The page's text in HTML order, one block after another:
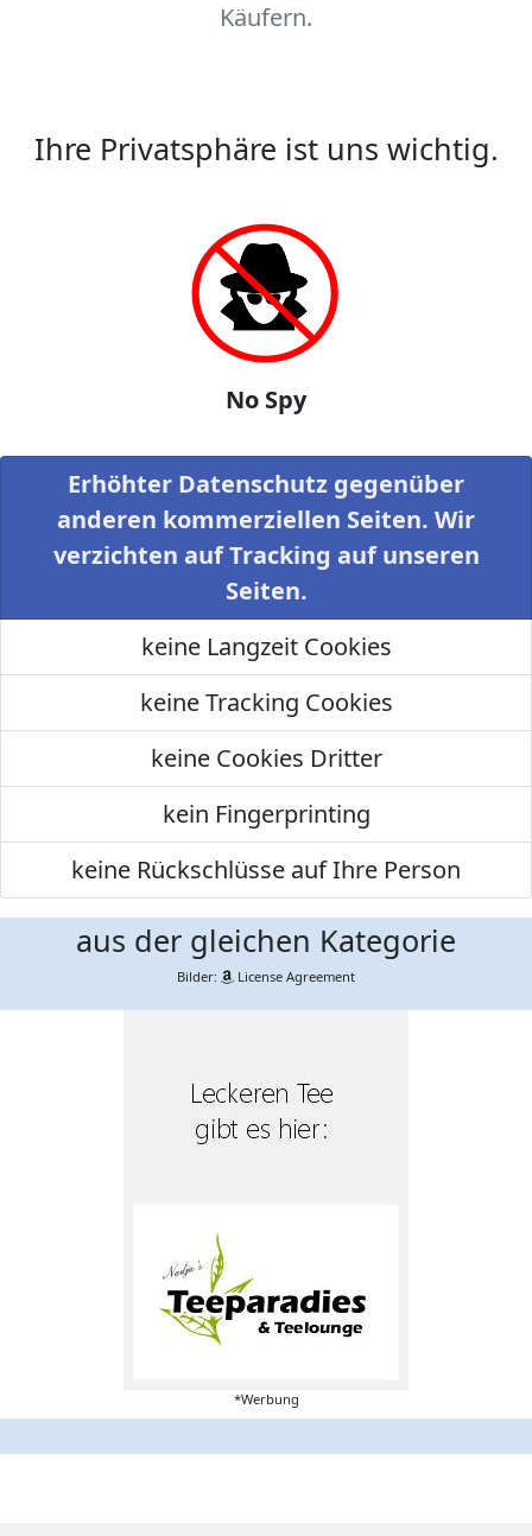
Käufern.
Ihre Privatsphäre ist uns wichtig.
No Spy
Erhöhter Datenschutz gegenüber
anderen kommerziellen Seiten. Wir
verzichten auf Tracking auf unseren
Seiten.
keine Langzeit Cookies
keine Tracking Cookies
keine Cookies Dritter
kein Fingerprinting
keine Rückschlüsse auf Ihre Person
aus der gleichen Kategorie
Bilder: License Agreement
*Werbung